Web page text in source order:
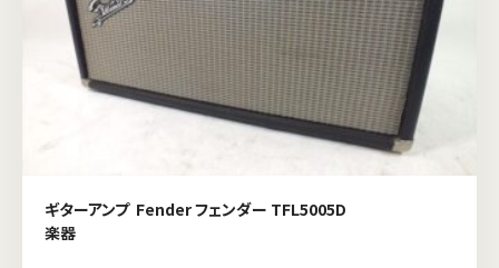
ギターアンプ Fender フェンダー TFL5005D
楽器